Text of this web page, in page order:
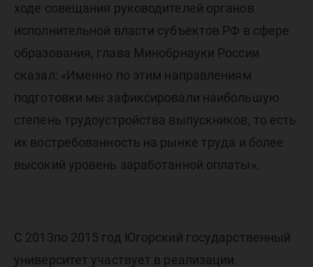
ходе совещания руководителей органов
исполнительной власти субъектов РФ в сфере
образования, глава Минобрнауки России
сказал: «Именно по этим направлениям
подготовки мы зафиксировали наибольшую
степень трудоустройства выпускников, то есть
их востребованность на рынке труда и более
высокий уровень заработанной оплаты».
С 2013по 2015 год Югорский государственный
университет участвует в реализации